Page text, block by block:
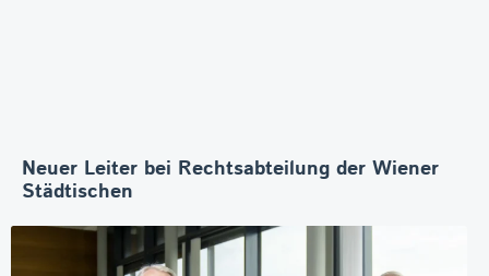
Neuer Leiter bei Rechtsabteilung der Wiener
Städtischen